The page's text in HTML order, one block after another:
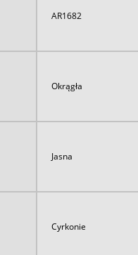
AR1682
Okrągła
Jasna
Cyrkonie